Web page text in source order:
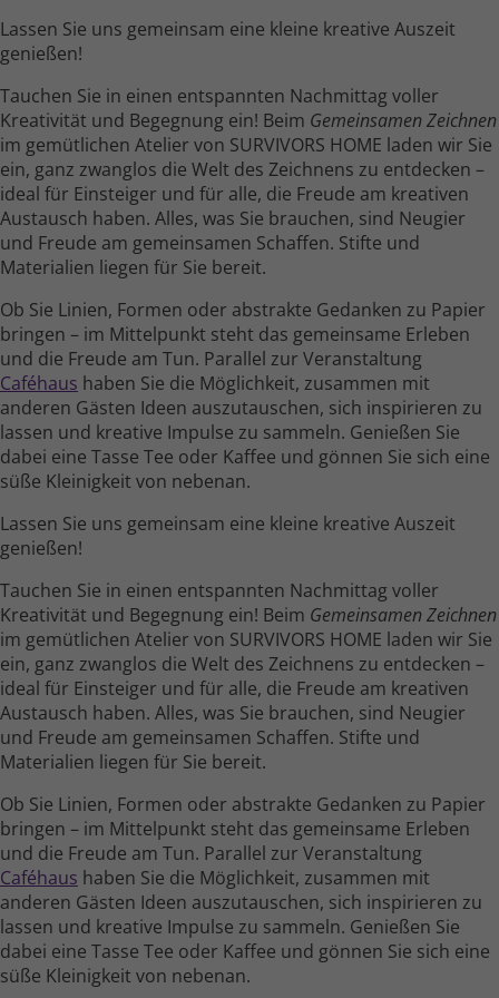
Lassen Sie uns gemeinsam eine kleine kreative Auszeit
genießen!
Tauchen Sie in einen entspannten Nach­mittag voller
Kreativität und Begegnung ein! Beim Gemeinsamen Zeichnen
im gemüt­lichen Atelier von SURVIVORS HOME laden wir Sie
ein, ganz zwanglos die Welt des Zeichnens zu entdecken –
ideal für Einsteiger und für alle, die Freude am kreativen
Austausch haben. Alles, was Sie brauchen, sind Neugier
und Freude am gemein­samen Schaffen. Stifte und
Materialien liegen für Sie bereit.
Ob Sie Linien, Formen oder abstrakte Gedanken zu Papier
bringen – im Mittel­punkt steht das gemein­same Erleben
und die Freude am Tun. Parallel zur Veranstaltung
Caféhaus haben Sie die Möglichkeit, zusammen mit
anderen Gästen Ideen auszu­tauschen, sich inspirieren zu
lassen und kreative Impulse zu sammeln. Genießen Sie
dabei eine Tasse Tee oder Kaffee und gönnen Sie sich eine
süße Kleinig­keit von nebenan.
Lassen Sie uns gemeinsam eine kleine kreative Auszeit
genießen!
Tauchen Sie in einen entspannten Nach­mittag voller
Kreativität und Begegnung ein! Beim Gemeinsamen Zeichnen
im gemüt­lichen Atelier von SURVIVORS HOME laden wir Sie
ein, ganz zwanglos die Welt des Zeichnens zu entdecken –
ideal für Einsteiger und für alle, die Freude am kreativen
Austausch haben. Alles, was Sie brauchen, sind Neugier
und Freude am gemein­samen Schaffen. Stifte und
Materialien liegen für Sie bereit.
Ob Sie Linien, Formen oder abstrakte Gedanken zu Papier
bringen – im Mittel­punkt steht das gemein­same Erleben
und die Freude am Tun. Parallel zur Veranstaltung
Caféhaus haben Sie die Möglichkeit, zusammen mit
anderen Gästen Ideen auszu­tauschen, sich inspirieren zu
lassen und kreative Impulse zu sammeln. Genießen Sie
dabei eine Tasse Tee oder Kaffee und gönnen Sie sich eine
süße Kleinig­keit von nebenan.